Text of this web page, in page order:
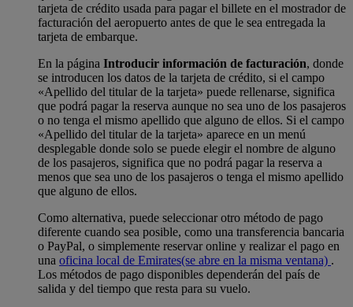
tarjeta de crédito usada para pagar el billete en el mostrador de
facturación del aeropuerto antes de que le sea entregada la
tarjeta de embarque.
En la página Introducir información de facturación, donde
se introducen los datos de la tarjeta de crédito, si el campo
«Apellido del titular de la tarjeta» puede rellenarse, significa
que podrá pagar la reserva aunque no sea uno de los pasajeros
o no tenga el mismo apellido que alguno de ellos. Si el campo
«Apellido del titular de la tarjeta» aparece en un menú
desplegable donde solo se puede elegir el nombre de alguno
de los pasajeros, significa que no podrá pagar la reserva a
menos que sea uno de los pasajeros o tenga el mismo apellido
que alguno de ellos.
Como alternativa, puede seleccionar otro método de pago
diferente cuando sea posible, como una transferencia bancaria
o PayPal, o simplemente reservar online y realizar el pago en
una oficina local de Emirates(se abre en la misma ventana) .
Los métodos de pago disponibles dependerán del país de
salida y del tiempo que resta para su vuelo.